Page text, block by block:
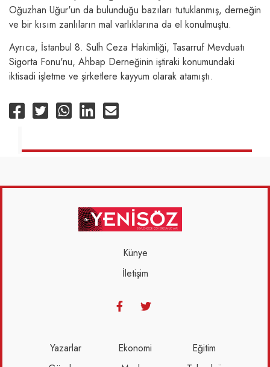
Oğuzhan Uğur'un da bulunduğu bazıları tutuklanmış, derneğin
ve bir kısım zanlıların mal varlıklarına da el konulmuştu.
Ayrıca, İstanbul 8. Sulh Ceza Hakimliği, Tasarruf Mevduatı
Sigorta Fonu'nu, Ahbap Derneğinin iştiraki konumundaki
iktisadi işletme ve şirketlere kayyum olarak atamıştı.
Künye
İletişim
Yazarlar
Ekonomi
Eğitim